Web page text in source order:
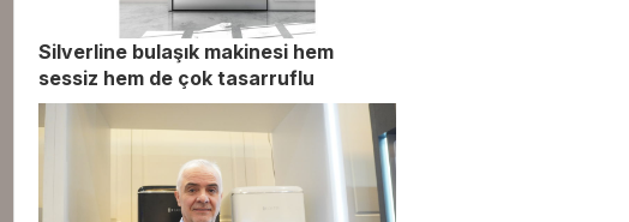
Silverline bulaşık makinesi hem
sessiz hem de çok tasarruflu